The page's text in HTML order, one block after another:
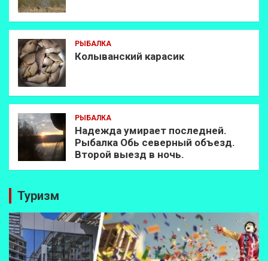
РЫБАЛКА
Колыванский карасик
РЫБАЛКА
Надежда умирает последней.
Рыбалка Обь северный объезд.
Второй выезд в ночь.
Туризм